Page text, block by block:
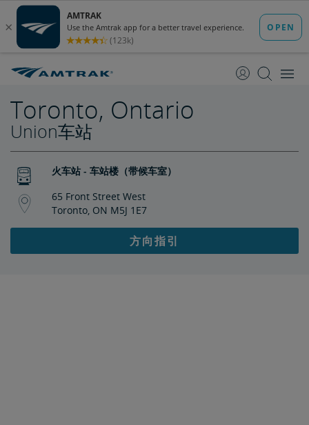
至
至
Toronto, Ontario
Union车站
火车站 - 车站楼（带候车室）
65 Front Street West
Toronto, ON M5J 1E7
方向指引